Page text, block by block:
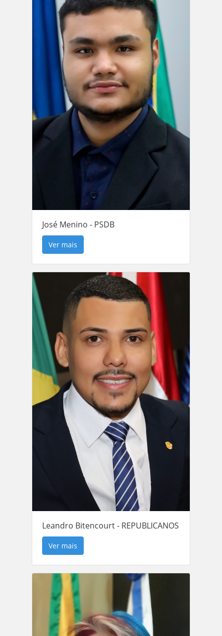
José Menino - PSDB
Ver mais
Leandro Bitencourt - REPUBLICANOS
Ver mais